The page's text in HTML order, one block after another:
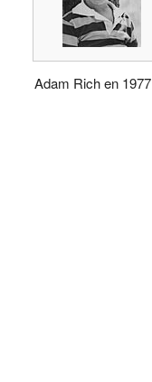
Adam Rich en 1977